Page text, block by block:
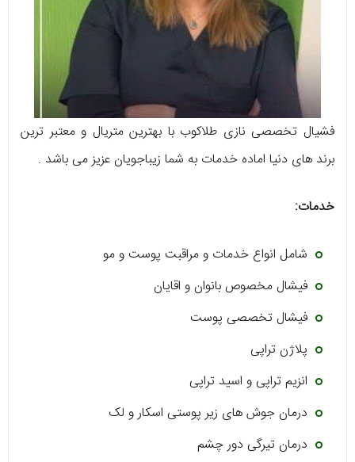
فشیال تخصصی نازی طلاکوب با بهترین متریال و معتبر ترین
برند های دنیا اماده خدمات به شما زیباجویان عزیز می باشد .
خدمات:
شامل انواع خدمات و مراقبت پوست و مو
فیشال مخصوص بانوان و اقایان
فیشال تخصصی پوست
پلاژن تراپی
انزیم تراپی و اسید تراپی
درمان جوش های زیر پوستی اسکار و لک
درمان تیرگی دور چشم